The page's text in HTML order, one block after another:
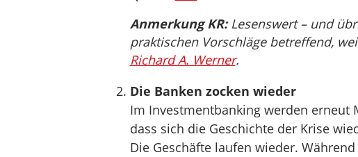
Anmerkung KR:Lesenswert – und
praktischen Vorschläge betreffend,
Richard A. Werner.
Die Banken zocken wieder
Im Investmentbanking werden
dass sich die Geschichte der Krise
Die Geschäfte laufen wieder.